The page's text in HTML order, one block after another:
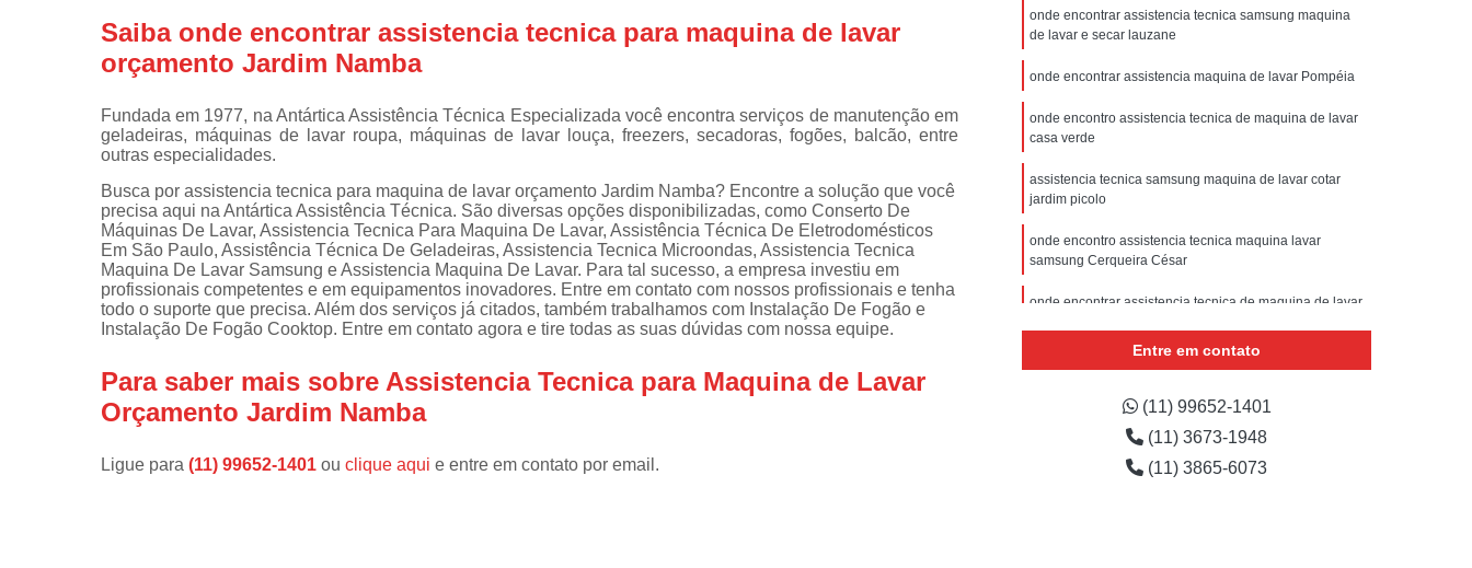
Instalação de
máquinas de
lavar roupa
Instalações de
lava e seca
de fogão
Manutenções
em freezer
Assistencia Tecnica de Refrigerador
Assistencia Tecnica de Refrigerador Electrolux
Assistencia Tecnica Electrolux Refrigerador
Assistencia Tecnica Refrigerador com Defeito
Assistencia Tecnica Refrigerador com Problema
Assistencia Tecnica Refrigerador Não Liga
Refrigerador Assistencia Tecnica
Refrigerador Electrolux Assistencia Tecnica
Assistencia Tecnica Lavadora Secadora Samsung
Assistencia Tecnica Maquina Secadora
Assistencia Tecnica Maquina Secadora de Roupa
Assistencia Tecnica para Secadora
Assistencia Tecnica Samsung Lavadora e Secadora
Assistencia Tecnica Secadora
Assistencia Tecnica Secadora a Gas
Assistencia Tecnica Secadora Samsung
Assistencia Tecnica de Fogão
Saiba onde encontrar assistencia tecnica para maquina de lavar
orçamento Jardim Namba
Fundada em 1977, na Antártica Assistência Técnica Especializada você encontra serviços de manutenção em
geladeiras, máquinas de lavar roupa, máquinas de lavar louça, freezers, secadoras, fogões, balcão, entre
outras especialidades.
Busca por assistencia tecnica para maquina de lavar orçamento Jardim Namba? Encontre a solução que você
precisa aqui na Antártica Assistência Técnica. São diversas opções disponibilizadas, como Conserto De
Máquinas De Lavar, Assistencia Tecnica Para Maquina De Lavar, Assistência Técnica De Eletrodomésticos
Em São Paulo, Assistência Técnica De Geladeiras, Assistencia Tecnica Microondas, Assistencia Tecnica
Maquina De Lavar Samsung e Assistencia Maquina De Lavar. Para tal sucesso, a empresa investiu em
profissionais competentes e em equipamentos inovadores. Entre em contato com nossos profissionais e tenha
todo o suporte que precisa. Além dos serviços já citados, também trabalhamos com Instalação De Fogão e
Instalação De Fogão Cooktop. Entre em contato agora e tire todas as suas dúvidas com nossa equipe.
Para saber mais sobre Assistencia Tecnica para Maquina de Lavar
Orçamento Jardim Namba
Ligue para (11) 99652-1401 ou clique aqui e entre em contato por email.
onde encontrar assistencia tecnica samsung maquina
de lavar e secar lauzane
onde encontrar assistencia maquina de lavar Pompéia
onde encontro assistencia tecnica de maquina de lavar
casa verde
assistencia tecnica samsung maquina de lavar cotar
jardim picolo
onde encontro assistencia tecnica maquina lavar
samsung Cerqueira César
onde encontrar assistencia tecnica de maquina de lavar
onde encontro assistencia tecnica de maquina de lavar
Entre em contato
(11) 99652-1401
(11) 3673-1948
(11) 3865-6073